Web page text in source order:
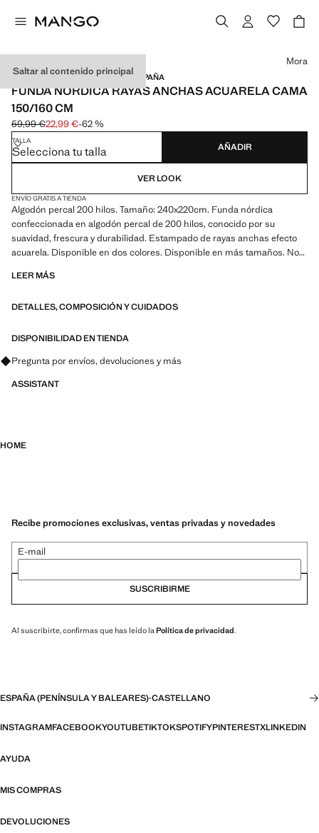
Saltar al contenido principal
ALGODÓN PERCAL / HECHO EN ESPAÑA
FUNDA NÓRDICA RAYAS ANCHAS ACUARELA CAMA
150/160 CM
Precio inicial tachado [59,99 € ]
59,99 €
Precio actual [22,99 € ]
22,99 €-62 %
Selecciona un color
Mora
TALLA
Selecciona tu talla AÑADIR
VER LOOK
ENVÍO GRATIS A TIENDA
Algodón percal 200 hilos. Tamaño: 240x220cm. Funda nórdica
confeccionada en algodón percal de 200 hilos, conocido por su
suavidad, frescura y durabilidad. Estampado de rayas anchas efecto
acuarela. Disponible en dos colores. Disponible en más tamaños. No
en rebajas
LEER MÁS
DETALLES, COMPOSICIÓN Y CUIDADOS
DISPONIBILIDAD EN TIENDA
Pregunta por envíos, devoluciones y más
ASSISTANT
HOME
Recibe promociones exclusivas, ventas privadas y novedades
E-mail
SUSCRIBIRME
Al suscribirte, confirmas que has leído la Política de privacidad.
ESPAÑA (PENÍNSULA Y BALEARES)·CASTELLANO
INSTAGRAMFACEBOOKYOUTUBETIKTOKSPOTIFYPINTERESTXLINKEDIN
AYUDA
MIS COMPRAS
DEVOLUCIONES